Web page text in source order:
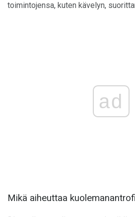
toimintojensa, kuten kävelyn,
ad
Mikä aiheuttaa